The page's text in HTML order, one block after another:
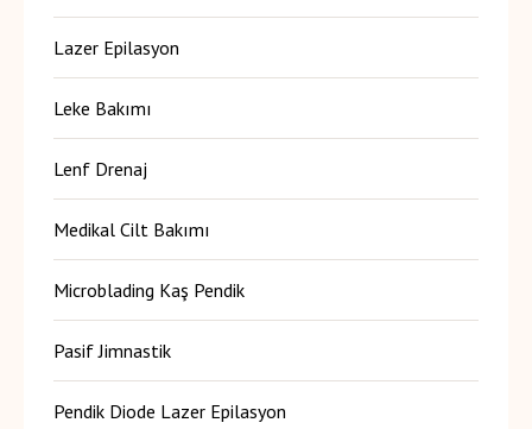
Lazer Epilasyon
Leke Bakımı
Lenf Drenaj
Medikal Cilt Bakımı
Microblading Kaş Pendik
Pasif Jimnastik
Pendik Diode Lazer Epilasyon